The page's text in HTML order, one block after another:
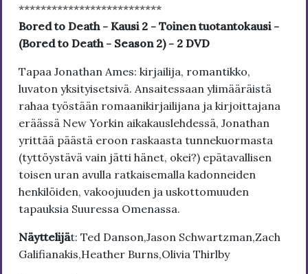
**************************
Bored to Death - Kausi 2 - Toinen tuotantokausi -
(Bored to Death - Season 2) - 2 DVD
Tapaa Jonathan Ames: kirjailija, romantikko,
luvaton yksityisetsivä. Ansaitessaan ylimääräistä
rahaa työstään romaanikirjailijana ja kirjoittajana
eräässä New Yorkin aikakauslehdessä, Jonathan
yrittää päästä eroon raskaasta tunnekuormasta
(tyttöystävä vain jätti hänet, okei?) epätavallisen
toisen uran avulla ratkaisemalla kadonneiden
henkilöiden, vakoojuuden ja uskottomuuden
tapauksia Suuressa Omenassa.
Näyttelijät: Ted Danson,Jason Schwartzman,Zach
Galifianakis,Heather Burns,Olivia Thirlby